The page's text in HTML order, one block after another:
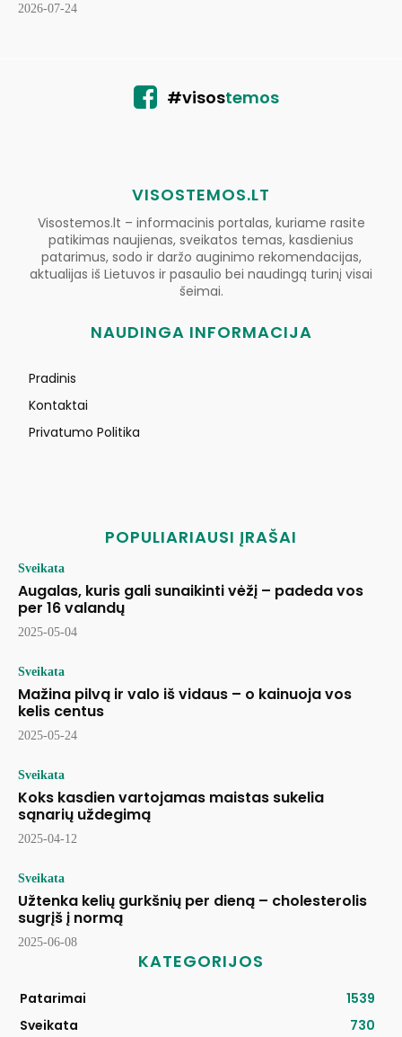
2026-07-24
#visostemos
VISOSTEMOS.LT
Visostemos.lt – informacinis portalas, kuriame rasite
patikimas naujienas, sveikatos temas, kasdienius
patarimus, sodo ir daržo auginimo rekomendacijas,
aktualijas iš Lietuvos ir pasaulio bei naudingą turinį visai
šeimai.
NAUDINGA INFORMACIJA
Pradinis
Kontaktai
Privatumo Politika
POPULIARIAUSI ĮRAŠAI
Sveikata
Augalas, kuris gali sunaikinti vėžį – padeda vos
per 16 valandų
2025-05-04
Sveikata
Mažina pilvą ir valo iš vidaus – o kainuoja vos
kelis centus
2025-05-24
Sveikata
Koks kasdien vartojamas maistas sukelia
sąnarių uždegimą
2025-04-12
Sveikata
Užtenka kelių gurkšnių per dieną – cholesterolis
sugrįš į normą
2025-06-08
KATEGORIJOS
Patarimai
1539
Sveikata
730